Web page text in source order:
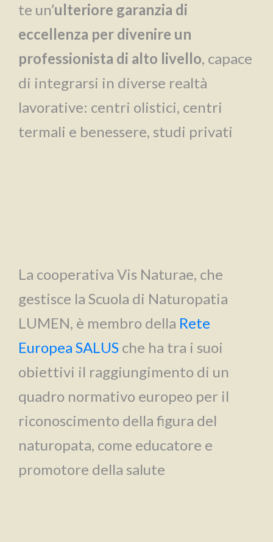
te un’ulteriore garanzia di
eccellenza per divenire un
professionista di alto livello, capace
di integrarsi in diverse realtà
lavorative: centri olistici, centri
termali e benessere, studi privati
La cooperativa Vis Naturae, che
gestisce la Scuola di Naturopatia
LUMEN, è membro della Rete
Europea SALUS che ha tra i suoi
obiettivi il raggiungimento di un
quadro normativo europeo per il
riconoscimento della figura del
naturopata, come educatore e
promotore della salute